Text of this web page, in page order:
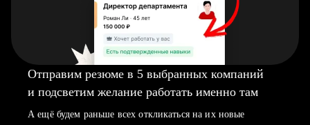
Отправим резюме в 5 выбранных компаний
и подсветим желание работать именно там
А ещё будем раньше всех откликаться на их новые